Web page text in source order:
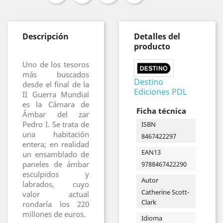
Descripción
Uno de los tesoros
más buscados
desde el final de la
II Guerra Mundial
es la Cámara de
Ámbar del zar
Pedro I. Se trata de
una habitación
entera; en realidad
un ensamblado de
paneles de ámbar
esculpidos y
labrados, cuyo
valor actual
rondaría los 220
millones de euros.
Detalles del
producto
Destino
Ediciones PDL
Ficha técnica
ISBN
8467422297
EAN13
9788467422290
Autor
Catherine Scott-
Clark
Idioma